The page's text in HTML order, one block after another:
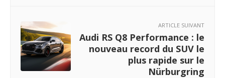
ARTICLE SUIVANT
Audi RS Q8 Performance : le
nouveau record du SUV le
plus rapide sur le
Nürburgring